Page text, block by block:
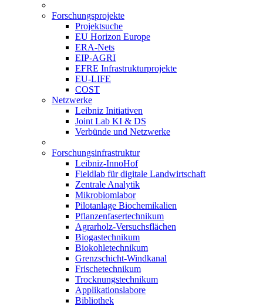
Forschungsprojekte
Projektsuche
EU Horizon Europe
ERA-Nets
EIP-AGRI
EFRE Infrastrukturprojekte
EU-LIFE
COST
Netzwerke
Leibniz Initiativen
Joint Lab KI & DS
Verbünde und Netzwerke
Forschungsinfrastruktur
Leibniz-InnoHof
Fieldlab für digitale Landwirtschaft
Zentrale Analytik
Mikrobiomlabor
Pilotanlage Biochemikalien
Pflanzenfasertechnikum
Agrarholz-Versuchsflächen
Biogastechnikum
Biokohletechnikum
Grenzschicht-Windkanal
Frischetechnikum
Trocknungstechnikum
Applikationslabore
Bibliothek